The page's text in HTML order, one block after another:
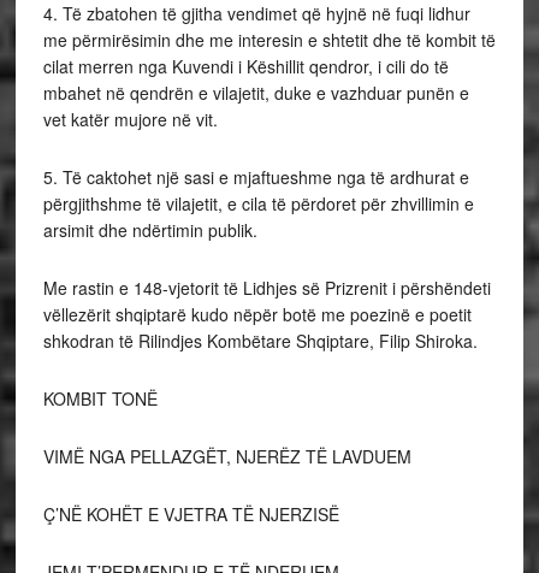
4. Të zbatohen të gjitha vendimet që hyjnë në fuqi lidhur
me përmirësimin dhe me interesin e shtetit dhe të kombit të
cilat merren nga Kuvendi i Këshillit qendror, i cili do të
mbahet në qendrën e vilajetit, duke e vazhduar punën e
vet katër mujore në vit.
5. Të caktohet një sasi e mjaftueshme nga të ardhurat e
përgjithshme të vilajetit, e cila të përdoret për zhvillimin e
arsimit dhe ndërtimin publik.
Me rastin e 148-vjetorit të Lidhjes së Prizrenit i përshëndeti
vëllezërit shqiptarë kudo nëpër botë me poezinë e poetit
shkodran të Rilindjes Kombëtare Shqiptare, Filip Shiroka.
KOMBIT TONË
VIMË NGA PELLAZGËT, NJERËZ TË LAVDUEM
Ç’NË KOHËT E VJETRA TË NJERZISË